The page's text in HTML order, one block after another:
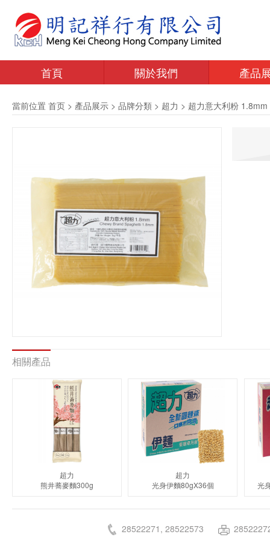
首頁 關於我們 產品
當前位置 首页 > 產品展示 > 品牌分類 > 超力 > 超力意大利粉
相關產品
超力
熊井蕎麥麵300g
超力
光身伊麵80gX36個
光
28522271, 28522573